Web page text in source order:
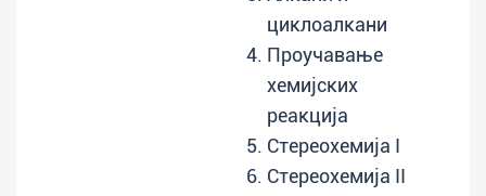
циклоалкани
Проучавање
хемијских
реакција
Стереохемија I
Стереохемија II